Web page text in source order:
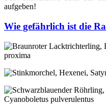
aufgeben!
Wie gefährlich ist die